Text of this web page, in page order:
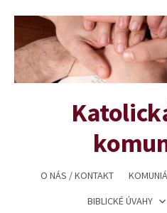
obsahu
webu
O NÁS / KONTAKT
BIBLICKÉ ÚVAHY